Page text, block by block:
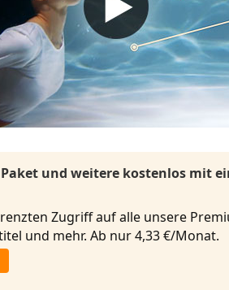
und weitere kostenlos mit
Zugriff auf alle unsere
und mehr. Ab nur 4,33 €/Monat.